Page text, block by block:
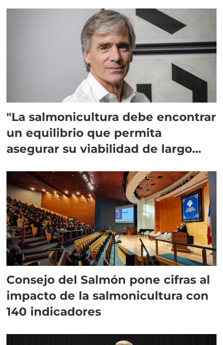
"La salmonicultura debe encontrar
un equilibrio que permita
asegurar su viabilidad de largo
Consejo del Salmón pone cifras al
impacto de la salmonicultura con
140 indicadores